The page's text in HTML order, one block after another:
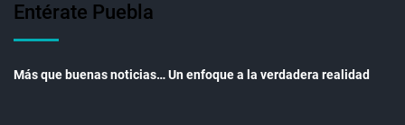
Entérate Puebla
Más que buenas noticias… Un enfoque a la verdadera realidad